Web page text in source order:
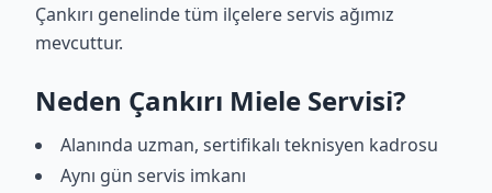
Çankırı genelinde tüm ilçelere servis ağımız
mevcuttur.
Neden Çankırı Miele Servisi?
Alanında uzman, sertifikalı teknisyen kadrosu
Aynı gün servis imkanı